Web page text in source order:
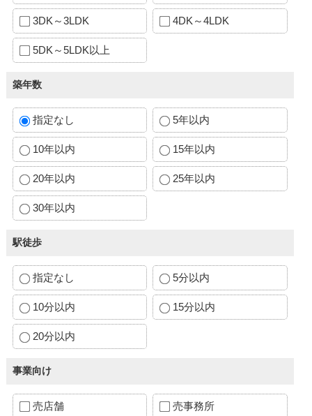
3DK～3LDK 4DK～4LDK
5DK～5LDK以上
築年数
指定なし 5年以内
10年以内 15年以内
20年以内 25年以内
30年以内
駅徒歩
指定なし 5分以内
10分以内 15分以内
20分以内
事業向け
売店舗 売事務所